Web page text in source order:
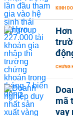
KINH
CHỨNG
mã
vay